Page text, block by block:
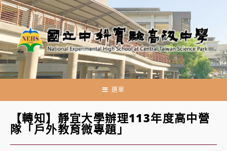
跳
轉
至
主
要
內
選單
【轉知】靜宜大學辦理113年度高中營
隊「戶外教育微專題」